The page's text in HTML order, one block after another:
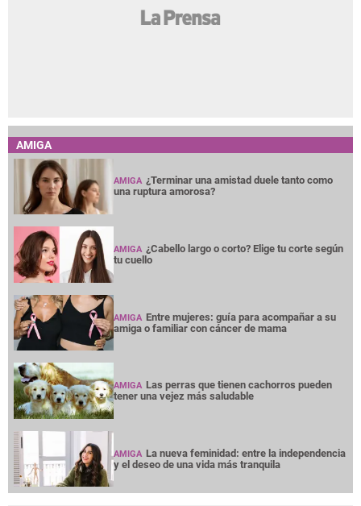
AMIGA
AMIGA ¿Terminar una amistad duele tanto como
una ruptura amorosa?
AMIGA ¿Cabello largo o corto? Elige tu corte según
tu cuello
AMIGA Entre mujeres: guía para acompañar a su
amiga o familiar con cáncer de mama
AMIGA Las perras que tienen cachorros pueden
tener una vejez más saludable
AMIGA La nueva feminidad: entre la independencia
y el deseo de una vida más tranquila